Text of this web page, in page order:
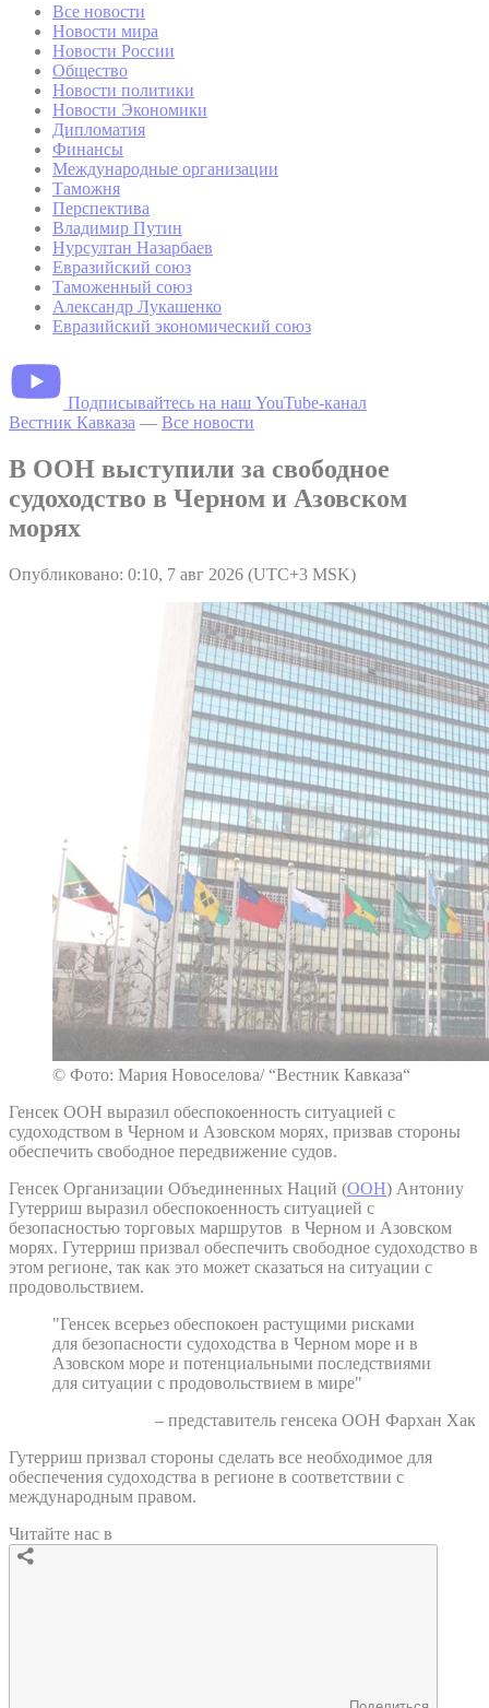
Все новости
Новости мира
Новости России
Общество
Новости политики
Новости Экономики
Дипломатия
Финансы
Международные организации
Таможня
Перспектива
Владимир Путин
Нурсултан Назарбаев
Евразийский союз
Таможенный союз
Александр Лукашенко
Евразийский экономический союз
Подписывайтесь на наш YouTube-канал
Вестник Кавказа — Все новости
В ООН выступили за свободное
судоходство в Черном и Азовском
морях
Опубликовано: 0:10, 7 авг 2026 (UTC+3 MSK)
© Фото: Мария Новоселова/ “Вестник Кавказа“
Генсек ООН выразил обеспокоенность ситуацией с
судоходством в Черном и Азовском морях, призвав стороны
обеспечить свободное передвижение судов.
Генсек Организации Объединенных Наций (ООН) Антониу
Гутерриш выразил обеспокоенность ситуацией с
безопасностью торговых маршрутов в Черном и Азовском
морях. Гутерриш призвал обеспечить свободное судоходство в
этом регионе, так как это может сказаться на ситуации с
продовольствием.
"Генсек всерьез обеспокоен растущими рисками
для безопасности судоходства в Черном море и в
Азовском море и потенциальными последствиями
для ситуации с продовольствием в мире"
– представитель генсека ООН Фархан Хак
Гутерриш призвал стороны сделать все необходимое для
обеспечения судоходства в регионе в соответствии с
международным правом.
Читайте нас в